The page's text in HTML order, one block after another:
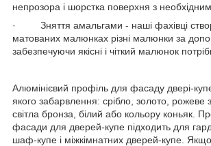
непрозора і шорстка поверхня з необхідним
· Зняття амальгами - наші фахівці
матованих малюнках різні малюнки за
забезпечуючи якісні і чіткий малюнок
Алюмінієвий профіль для фасаду двері-
якого забарвлення: срібло, золото, рожеве
світла бронза, білий або кольору коньяк.
фасади для дверей-купе підходить для
шаф-купе і міжкімнатних дверей-купе.